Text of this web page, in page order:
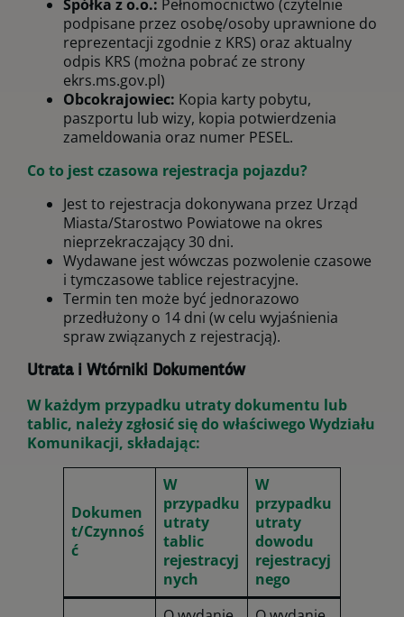
Spółka z o.o.: Pełnomocnictwo (czytelnie
podpisane przez osobę/osoby uprawnione do
reprezentacji zgodnie z KRS) oraz aktualny
odpis KRS (można pobrać ze strony
ekrs.ms.gov.pl)
Obcokrajowiec: Kopia karty pobytu,
paszportu lub wizy, kopia potwierdzenia
zameldowania oraz numer PESEL.
Co to jest czasowa rejestracja pojazdu?
Jest to rejestracja dokonywana przez Urząd
Miasta/Starostwo Powiatowe na okres
nieprzekraczający 30 dni.
Wydawane jest wówczas pozwolenie czasowe
i tymczasowe tablice rejestracyjne.
Termin ten może być jednorazowo
przedłużony o 14 dni (w celu wyjaśnienia
spraw związanych z rejestracją).
Utrata i Wtórniki Dokumentów
W każdym przypadku utraty dokumentu lub
tablic, należy zgłosić się do właściwego Wydziału
Komunikacji, składając:
Dokumen
t/Czynnoś
ć
W
przypadku
utraty
tablic
rejestracyj
nych
W
przypadku
utraty
dowodu
rejestracyj
nego